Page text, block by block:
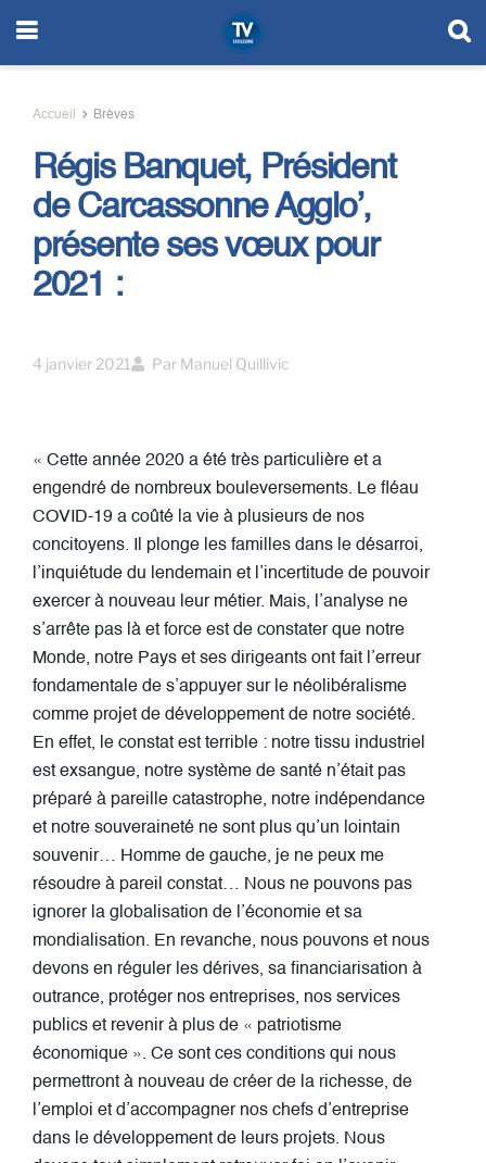
Accueil Brèves
Régis Banquet, Président
de Carcassonne Agglo’,
présente ses vœux pour
2021 :
4 janvier 2021 Par Manuel Quillivic
« Cette année 2020 a été très particulière et a
engendré de nombreux bouleversements. Le fléau
COVID-19 a coûté la vie à plusieurs de nos
concitoyens. Il plonge les familles dans le désarroi,
l’inquiétude du lendemain et l’incertitude de pouvoir
exercer à nouveau leur métier. Mais, l’analyse ne
s’arrête pas là et force est de constater que notre
Monde, notre Pays et ses dirigeants ont fait l’erreur
fondamentale de s’appuyer sur le néolibéralisme
comme projet de développement de notre société.
En effet, le constat est terrible : notre tissu industriel
est exsangue, notre système de santé n’était pas
préparé à pareille catastrophe, notre indépendance
et notre souveraineté ne sont plus qu’un lointain
souvenir… Homme de gauche, je ne peux me
résoudre à pareil constat… Nous ne pouvons pas
ignorer la globalisation de l’économie et sa
mondialisation. En revanche, nous pouvons et nous
devons en réguler les dérives, sa financiarisation à
outrance, protéger nos entreprises, nos services
publics et revenir à plus de « patriotisme
économique ». Ce sont ces conditions qui nous
permettront à nouveau de créer de la richesse, de
l’emploi et d’accompagner nos chefs d’entreprise
dans le développement de leurs projets. Nous